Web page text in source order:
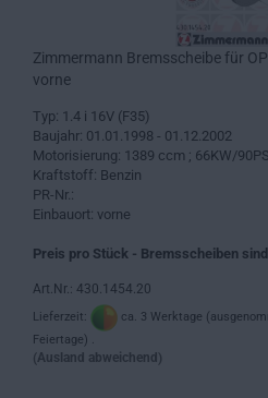
Zimmermann Bremsscheibe für
vorne
Typ: 1.4 i 16V (F35)
Baujahr: 01.01.1998 - 01.12.2002
Motorisierung: 1389 ccm ; 66KW/90PS
Kraftstoff: Benzin
PR-Nr.:
Einbauort: vorne
Preis pro Stück - Bremsscheiben
Art.Nr.: 430.1454.20
Lieferzeit:
ca. 3 Werktage
Feiertage) .
(Ausland abweichend)